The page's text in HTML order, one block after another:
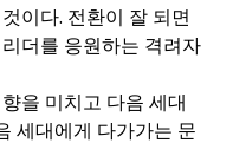
이다. 전환이 잘 되면
더를 응원하는 격려자
을 미치고 다음 세대
세대에게 다가가는 문